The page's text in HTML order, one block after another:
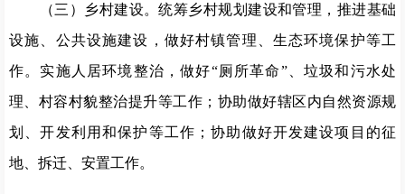
（三）乡村建设。统筹乡村规划建设和管理，推进基础
设施、公共设施建设，做好村镇管理、生态环境保护等工
作。实施人居环境整治，做好“厕所革命”、垃圾和污水处
理、村容村貌整治提升等工作；协助做好辖区内自然资源规
划、开发利用和保护等工作；协助做好开发建设项目的征
地、拆迁、安置工作。